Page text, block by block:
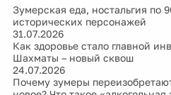
Зумерская еда, ностальгия по
исторических персонажей
31.07.2026
Как здоровье стало главной
Шахматы – новый сквош
24.07.2026
Почему зумеры